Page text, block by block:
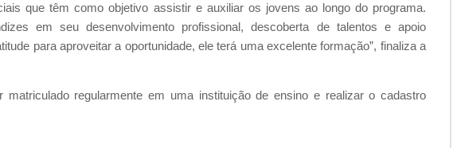
que têm como objetivo assistir e auxiliar os jovens ao longo do programa.
em seu desenvolvimento profissional, descoberta de talentos e apoio
para aproveitar a oportunidade, ele terá uma excelente formação”, finaliza a
matriculado regularmente em uma instituição de ensino e realizar o cadastro